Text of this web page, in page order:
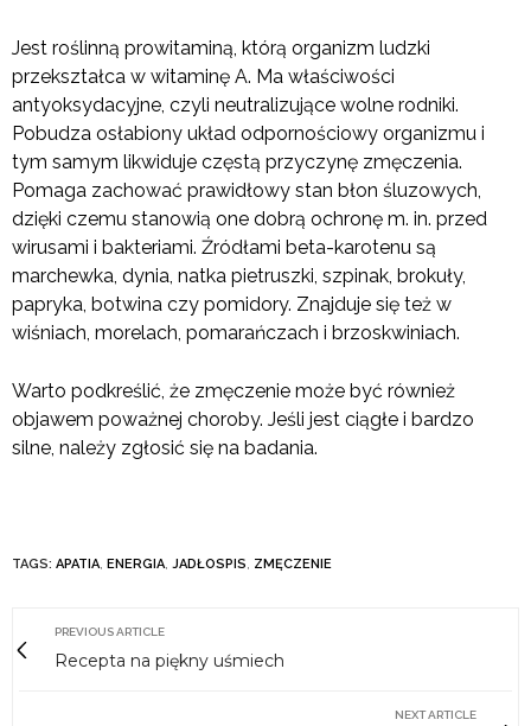
Jest roślinną prowitaminą, którą organizm ludzki
przekształca w witaminę A. Ma właściwości
antyoksydacyjne, czyli neutralizujące wolne rodniki.
Pobudza osłabiony układ odpornościowy organizmu i
tym samym likwiduje częstą przyczynę zmęczenia.
Pomaga zachować prawidłowy stan błon śluzowych,
dzięki czemu stanowią one dobrą ochronę m. in. przed
wirusami i bakteriami. Źródłami beta-karotenu są
marchewka, dynia, natka pietruszki, szpinak, brokuły,
papryka, botwina czy pomidory. Znajduje się też w
wiśniach, morelach, pomarańczach i brzoskwiniach.
Warto podkreślić, że zmęczenie może być również
objawem poważnej choroby. Jeśli jest ciągłe i bardzo
silne, należy zgłosić się na badania.
TAGS: APATIA, ENERGIA, JADŁOSPIS, ZMĘCZENIE
PREVIOUS ARTICLE
Recepta na piękny uśmiech
NEXT ARTICLE